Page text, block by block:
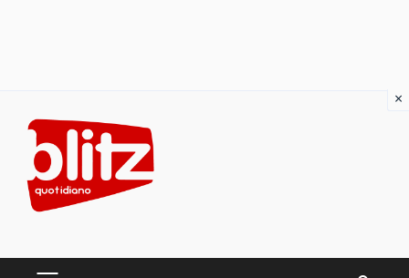
content
×